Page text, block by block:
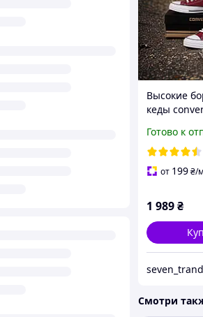
Высокие
кеды
Готово к
от 199₴/
1 989₴
Смотри